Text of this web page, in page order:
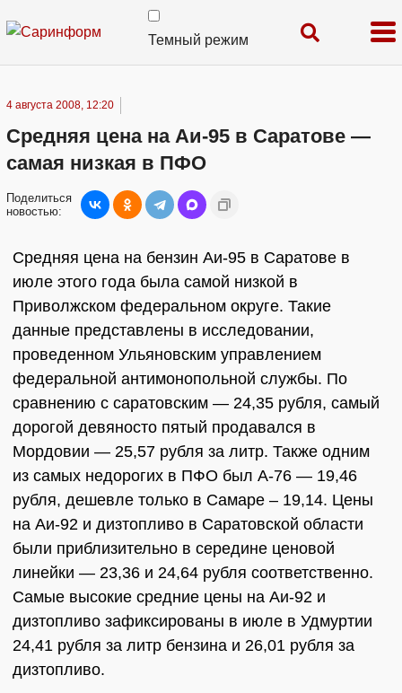
Темный режим
4 августа 2008, 12:20
Средняя цена на Аи-95 в Саратове —
самая низкая в ПФО
Поделиться
новостью:
Средняя цена на бензин Аи-95 в Саратове в
июле этого года была самой низкой в
Приволжском федеральном округе. Такие
данные представлены в исследовании,
проведенном Ульяновским управлением
федеральной антимонопольной службы. По
сравнению с саратовским — 24,35 рубля, самый
дорогой девяносто пятый продавался в
Мордовии — 25,57 рубля за литр. Также одним
из самых недорогих в ПФО был А-76 — 19,46
рубля, дешевле только в Самаре – 19,14. Цены
на Аи-92 и дизтопливо в Саратовской области
были приблизительно в середине ценовой
линейки — 23,36 и 24,64 рубля соответственно.
Самые высокие средние цены на Аи-92 и
дизтопливо зафиксированы в июле в Удмуртии
24,41 рубля за литр бензина и 26,01 рубля за
дизтопливо.